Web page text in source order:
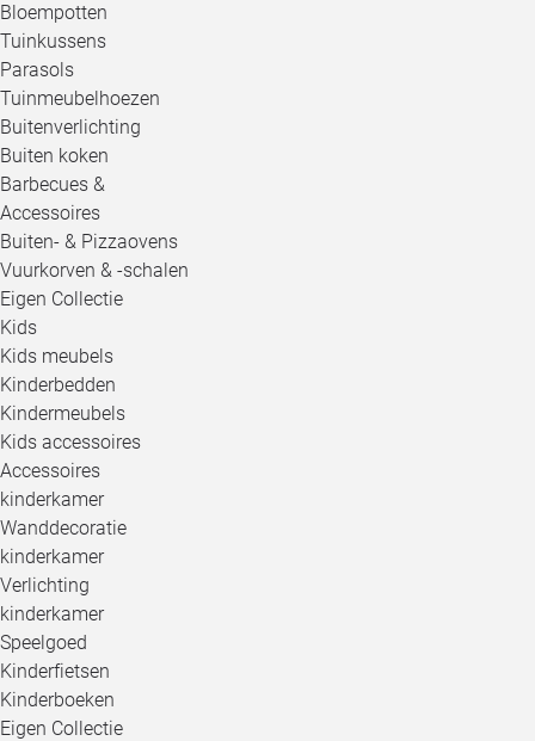
Bloempotten
Tuinkussens
Parasols
Tuinmeubelhoezen
Buitenverlichting
Buiten koken
Barbecues &
Accessoires
Buiten- & Pizzaovens
Vuurkorven & -schalen
Eigen Collectie
Kids
Kids meubels
Kinderbedden
Kindermeubels
Kids accessoires
Accessoires
kinderkamer
Wanddecoratie
kinderkamer
Verlichting
kinderkamer
Speelgoed
Kinderfietsen
Kinderboeken
Eigen Collectie